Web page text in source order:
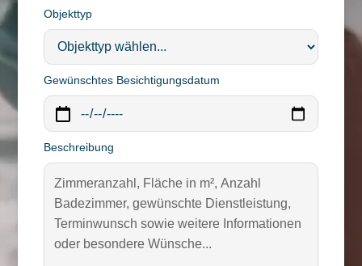
Objekttyp
Gewünschtes Besichtigungsdatum
Beschreibung